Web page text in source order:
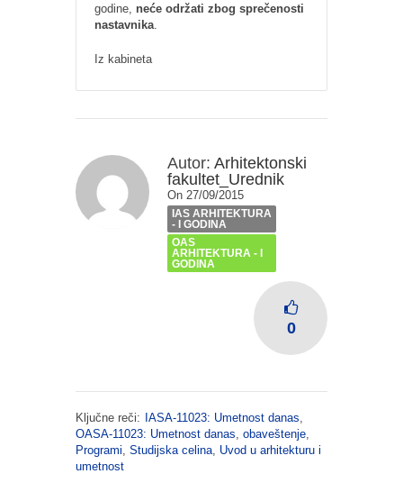
godine, neće održati zbog sprečenosti
nastavnika.
Iz kabineta
Autor: Arhitektonski
fakultet_Urednik
On 27/09/2015
IAS ARHITEKTURA
- I GODINA
OAS
ARHITEKTURA - I
GODINA
0
Ključne reči: IASA-11023: Umetnost danas,
OASA-11023: Umetnost danas, obaveštenje,
Programi, Studijska celina, Uvod u arhitekturu i
umetnost